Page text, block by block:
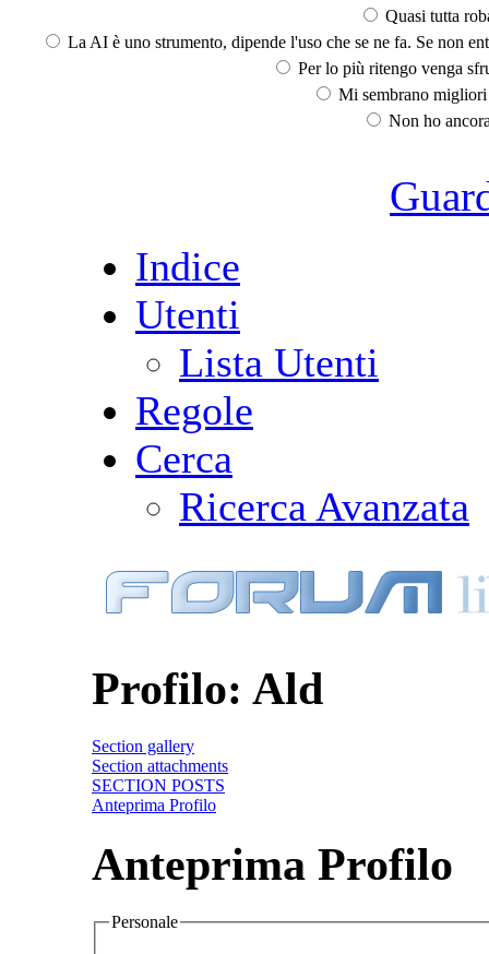
Quasi tutta
La AI è uno strumento, dipende l'uso che se ne fa. Se non
Per lo più ritengo venga
Mi sembrano
Non ho
Indice
Utenti
Lista Utenti
Regole
Cerca
Ricerca Avanzata
Profilo: Ald
Section gallery
Section attachments
SECTION POSTS
Anteprima Profilo
Anteprima Profilo
Personale